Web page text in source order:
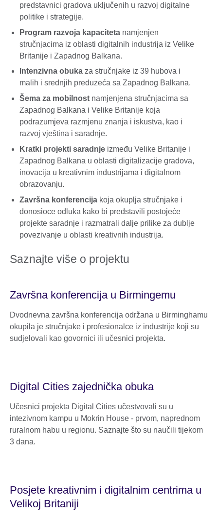
predstavnici gradova uključenih u razvoj digitalne
politike i strategije.
Program razvoja kapaciteta namjenjen
stručnjacima iz oblasti digitalnih industrija iz Velike
Britanije i Zapadnog Balkana.
Intenzivna obuka za stručnjake iz 39 hubova i
malih i srednjih preduzeća sa Zapadnog Balkana.
Šema za mobilnost namjenjena stručnjacima sa
Zapadnog Balkana i Velike Britanije koja
podrazumjeva razmjenu znanja i iskustva, kao i
razvoj vještina i saradnje.
Kratki projekti saradnje između Velike Britanije i
Zapadnog Balkana u oblasti digitalizacije gradova,
inovacija u kreativnim industrijama i digitalnom
obrazovanju.
Završna konferencija koja okuplja stručnjake i
donosioce odluka kako bi predstavili postojeće
projekte saradnje i razmatrali dalje prilike za dublje
povezivanje u oblasti kreativnih industrija.
Saznajte više o projektu
Završna konferencija u Birmingemu
Dvodnevna završna konferencija održana u Birminghamu
okupila je stručnjake i profesionalce iz industrije koji su
sudjelovali kao govornici ili učesnici projekta.
Digital Cities zajednička obuka
Učesnici projekta Digital Cities učestvovali su u
intezivnom kampu u Mokrin House - prvom, naprednom
ruralnom habu u regionu. Saznajte što su naučili tijekom
3 dana.
Posjete kreativnim i digitalnim centrima u
Velikoj Britaniji